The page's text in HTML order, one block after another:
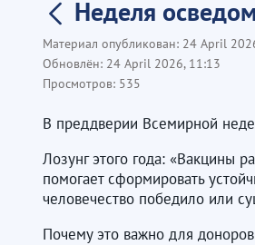
Неделя
Материал опубликован: 24 April
Обновлён: 24 April 2026, 11:13
Просмотров: 535
В преддверии Всемирной
Лозунг этого года: «Вакцины
помогает сформировать
человечество победило или
Почему это важно для